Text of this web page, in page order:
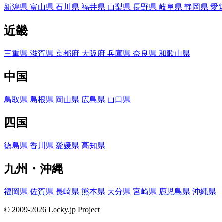
新潟県 富山県 石川県 福井県 山梨県 長野県 岐阜県 静岡県 愛
近畿
三重県 滋賀県 京都府 大阪府 兵庫県 奈良県 和歌山県
中国
鳥取県 島根県 岡山県 広島県 山口県
四国
徳島県 香川県 愛媛県 高知県
九州・沖縄
福岡県 佐賀県 長崎県 熊本県 大分県 宮崎県 鹿児島県 沖縄県
© 2009-2026 Locky.jp Project